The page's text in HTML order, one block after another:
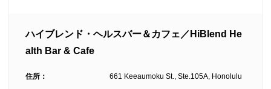
ハイブレンド・ヘルスバー＆カフェ／HiBlend He
alth Bar & Cafe
住所： 661 Keeaumoku St., Ste.105A, Honolulu